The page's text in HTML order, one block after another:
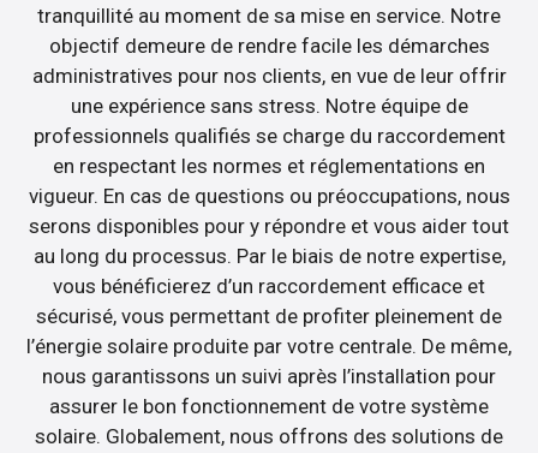
tranquillité au moment de sa mise en service. Notre
objectif demeure de rendre facile les démarches
administratives pour nos clients, en vue de leur offrir
une expérience sans stress. Notre équipe de
professionnels qualifiés se charge du raccordement
en respectant les normes et réglementations en
vigueur. En cas de questions ou préoccupations, nous
serons disponibles pour y répondre et vous aider tout
au long du processus. Par le biais de notre expertise,
vous bénéficierez d’un raccordement efficace et
sécurisé, vous permettant de profiter pleinement de
l’énergie solaire produite par votre centrale. De même,
nous garantissons un suivi après l’installation pour
assurer le bon fonctionnement de votre système
solaire. Globalement, nous offrons des solutions de